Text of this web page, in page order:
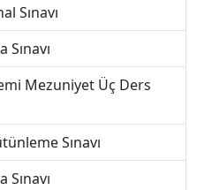
Sınavı
Mezuniyet Üç Ders
Sınavı